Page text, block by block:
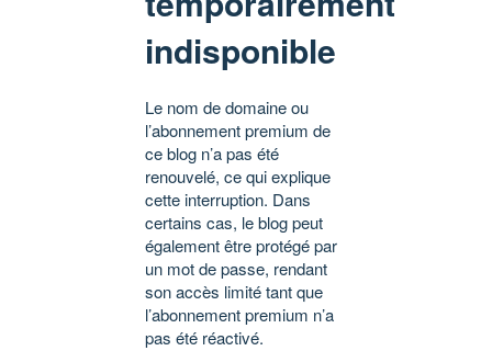
indisponible
Le nom de domaine ou
l’abonnement premium de
ce blog n’a pas été
renouvelé, ce qui explique
cette interruption. Dans
certains cas, le blog peut
également être protégé par
un mot de passe, rendant
son accès limité tant que
l’abonnement premium n’a
pas été réactivé.